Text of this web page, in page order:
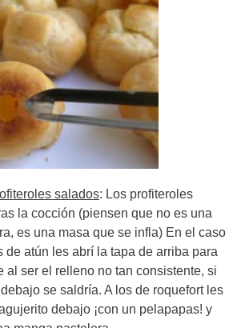
salados: Los profiteroles
la cocción (piensen que no es una
es una masa que se infla) En el caso
de atún les abrí la tapa de arriba para
al ser el relleno no tan consistente, si
se saldría. A los de roquefort les
debajo ¡con un pelapapas! y